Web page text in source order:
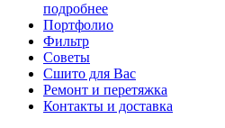
подробнее
Портфолио
Фильтр
Советы
Сшито для Вас
Ремонт и перетяжка
Контакты и доставка